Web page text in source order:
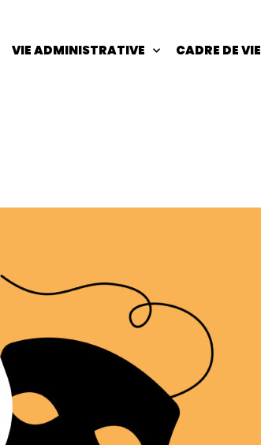
VIE ADMINISTRATIVE CADRE DE VIE